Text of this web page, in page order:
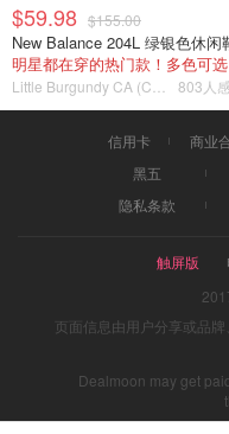
$59.98 $155.00
New Balance 204L 绿银色休闲
803人
信用卡 商业
黑五
隐私条款
触屏版
页面信息由用户分享或品
Dealmoon may get